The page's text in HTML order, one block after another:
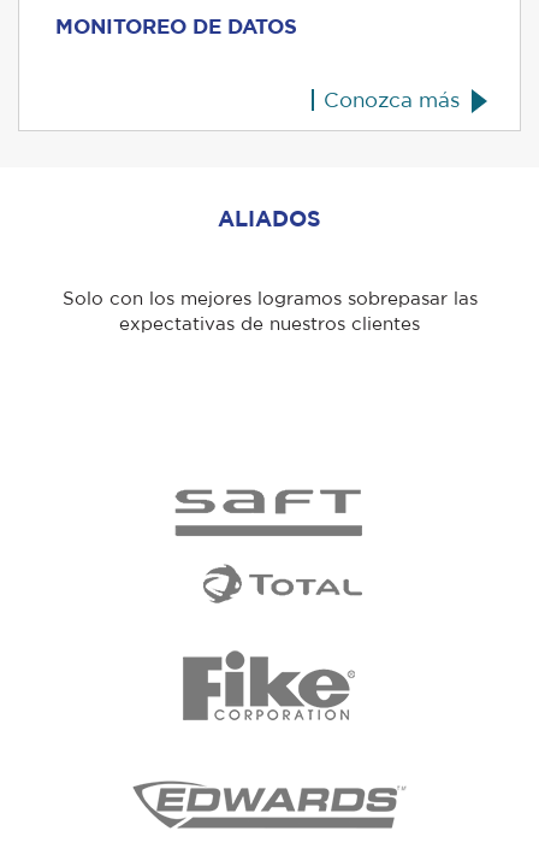
MONITOREO DE DATOS
Conozca más
ALIADOS
Solo con los mejores logramos sobrepasar las
expectativas de nuestros clientes